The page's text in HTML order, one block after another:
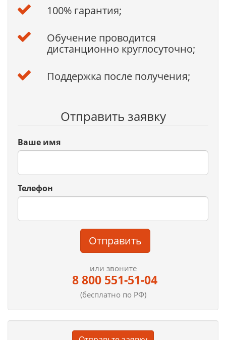
100% гарантия;
Обучение проводится
дистанционно круглосуточно;
Поддержка после получения;
Отправить заявку
Ваше имя
Телефон
Отправить
или звоните
8 800 551-51-04
(бесплатно по РФ)